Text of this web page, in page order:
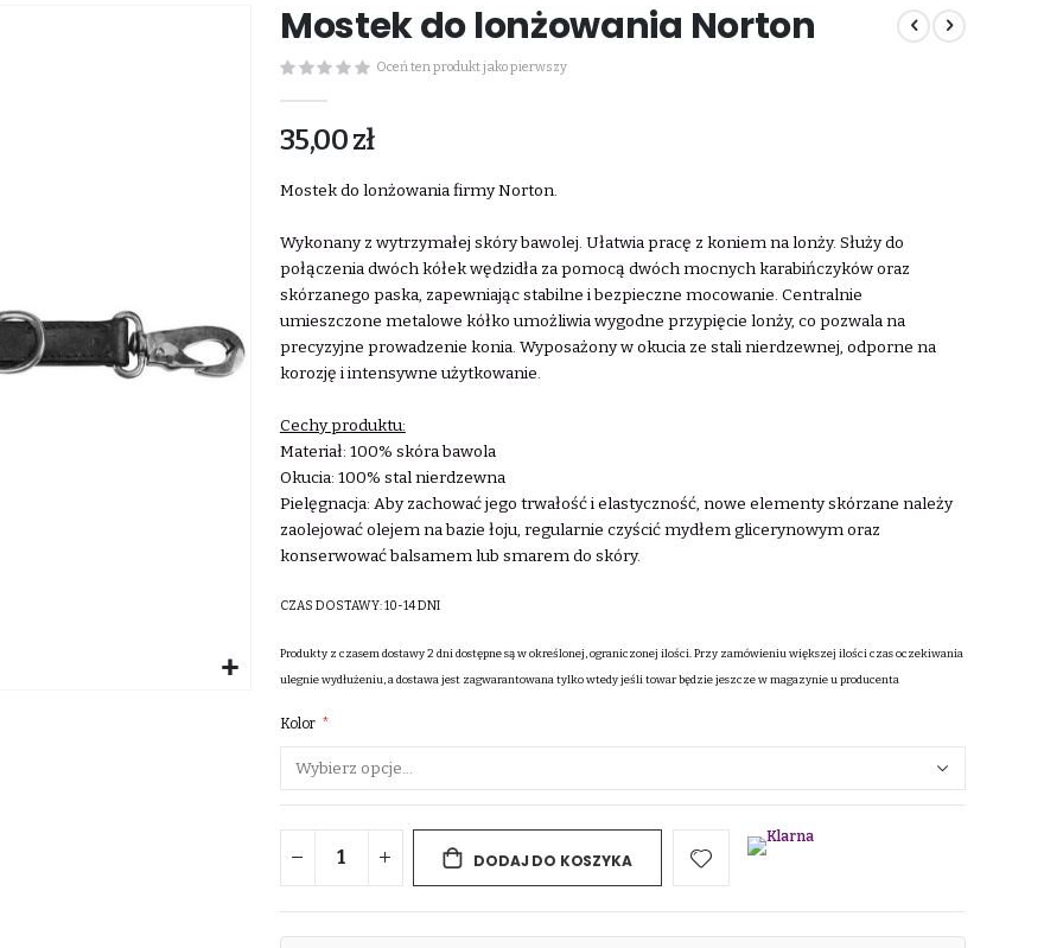
Mostek do lonżowania Norton
Oceń ten produkt jako pierwszy
35,00 zł
Mostek do lonżowania firmy Norton.
Wykonany z wytrzymałej skóry bawolej. Ułatwia pracę z koniem na lonży. Służy do
połączenia dwóch kółek wędzidła za pomocą dwóch mocnych karabińczyków oraz
skórzanego paska, zapewniając stabilne i bezpieczne mocowanie. Centralnie
umieszczone metalowe kółko umożliwia wygodne przypięcie lonży, co pozwala na
precyzyjne prowadzenie konia. Wyposażony w okucia ze stali nierdzewnej, odporne na
korozję i intensywne użytkowanie.
Cechy produktu:
Materiał: 100% skóra bawola
Okucia: 100% stal nierdzewna
Pielęgnacja: Aby zachować jego trwałość i elastyczność, nowe elementy skórzane należy
zaolejować olejem na bazie łoju, regularnie czyścić mydłem glicerynowym oraz
konserwować balsamem lub smarem do skóry.
CZAS DOSTAWY:10-14 DNI
Produkty z czasem dostawy 2 dni dostępne są w określonej, ograniczonej ilości. Przy zamówieniu większej ilości czas oczekiwania
ulegnie wydłużeniu, a dostawa jest zagwarantowana tylko wtedy jeśli towar będzie jeszcze w magazynie u producenta
Kolor
DODAJ DO KOSZYKA